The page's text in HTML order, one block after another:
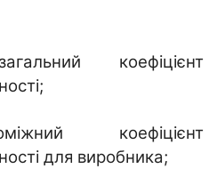
загальний коефіцієнт
коефіцієнт
для виробника;